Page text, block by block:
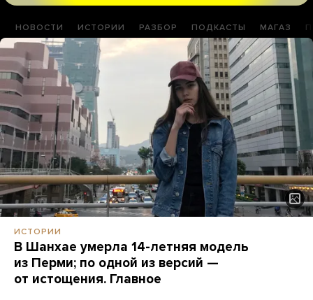
НОВОСТИ ИСТОРИИ РАЗБОР ПОДКАСТЫ МАГАЗ
ИСТОРИИ
В Шанхае умерла 14-летняя модель
из Перми; по одной из версий —
от истощения. Главное